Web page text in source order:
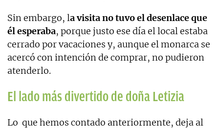
Sin embargo, la visita no tuvo el desenlace que
él esperaba, porque justo ese día el local estaba
cerrado por vacaciones y, aunque el monarca se
acercó con intención de comprar, no pudieron
atenderlo.
El lado más divertido de doña Letizia
Lo que hemos contado anteriormente, deja al